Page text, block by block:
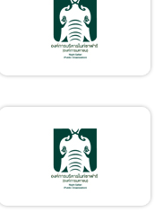
ประกาศผู้ชนะการเสนอราคา
ซื้อไม้ดอก ไม้ประดับ โดยวิธี
เฉพาะเจาะจง
ประกาศผู้ชนะการเสนอราคา
จ้างโครงการจ้างเหมาพัฒนา
และปรับปรุงเว็บไซต์
สำนักงานเชียงใหม่ไนท์